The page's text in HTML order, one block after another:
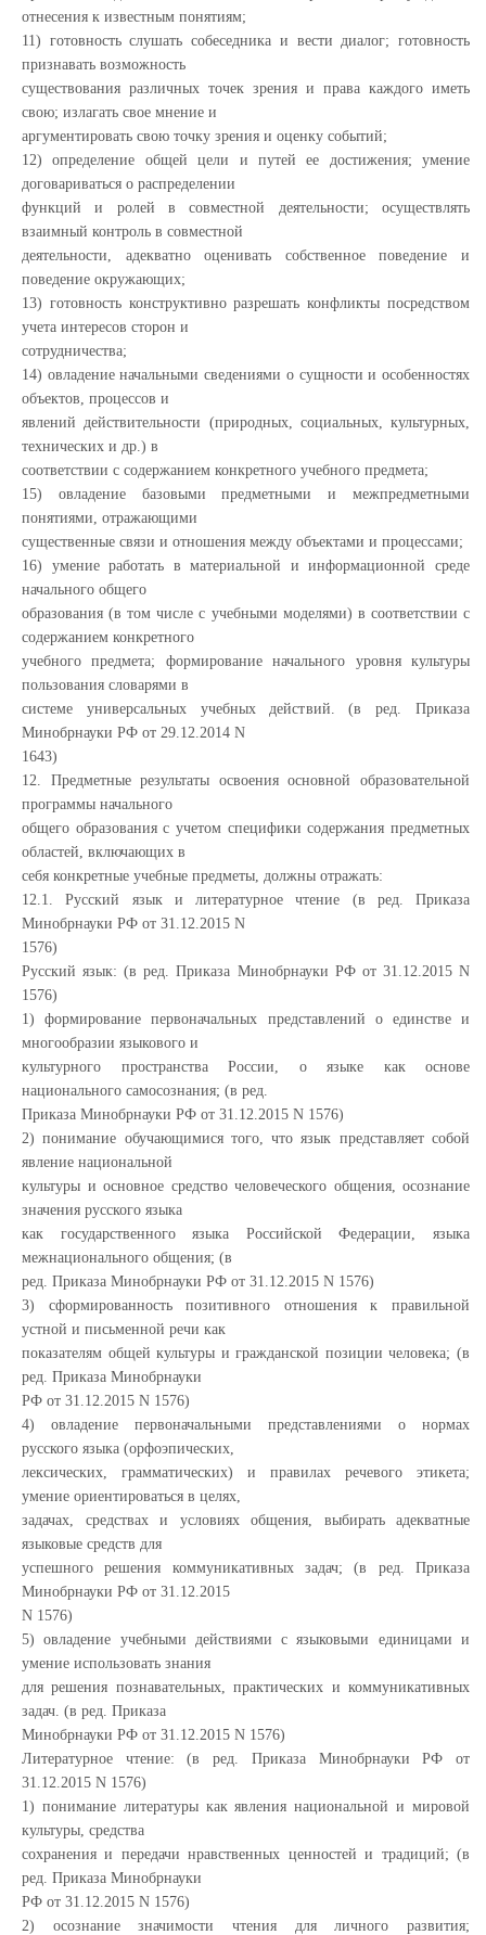
отнесения к известным понятиям;
11) готовность слушать собеседника и вести диалог; готовность
признавать возможность
существования различных точек зрения и права каждого иметь
свою; излагать свое мнение и
аргументировать свою точку зрения и оценку событий;
12) определение общей цели и путей ее достижения; умение
договариваться о распределении
функций и ролей в совместной деятельности; осуществлять
взаимный контроль в совместной
деятельности, адекватно оценивать собственное поведение и
поведение окружающих;
13) готовность конструктивно разрешать конфликты посредством
учета интересов сторон и
сотрудничества;
14) овладение начальными сведениями о сущности и особенностях
объектов, процессов и
явлений действительности (природных, социальных, культурных,
технических и др.) в
соответствии с содержанием конкретного учебного предмета;
15) овладение базовыми предметными и межпредметными
понятиями, отражающими
существенные связи и отношения между объектами и процессами;
16) умение работать в материальной и информационной среде
начального общего
образования (в том числе с учебными моделями) в соответствии с
содержанием конкретного
учебного предмета; формирование начального уровня культуры
пользования словарями в
системе универсальных учебных действий. (в ред. Приказа
Минобрнауки РФ от 29.12.2014 N
1643)
12. Предметные результаты освоения основной образовательной
программы начального
общего образования с учетом специфики содержания предметных
областей, включающих в
себя конкретные учебные предметы, должны отражать:
12.1. Русский язык и литературное чтение (в ред. Приказа
Минобрнауки РФ от 31.12.2015 N
1576)
Русский язык: (в ред. Приказа Минобрнауки РФ от 31.12.2015 N
1576)
1) формирование первоначальных представлений о единстве и
многообразии языкового и
культурного пространства России, о языке как основе
национального самосознания; (в ред.
Приказа Минобрнауки РФ от 31.12.2015 N 1576)
2) понимание обучающимися того, что язык представляет собой
явление национальной
культуры и основное средство человеческого общения, осознание
значения русского языка
как государственного языка Российской Федерации, языка
межнационального общения; (в
ред. Приказа Минобрнауки РФ от 31.12.2015 N 1576)
3) сформированность позитивного отношения к правильной
устной и письменной речи как
показателям общей культуры и гражданской позиции человека; (в
ред. Приказа Минобрнауки
РФ от 31.12.2015 N 1576)
4) овладение первоначальными представлениями о нормах
русского языка (орфоэпических,
лексических, грамматических) и правилах речевого этикета;
умение ориентироваться в целях,
задачах, средствах и условиях общения, выбирать адекватные
языковые средств для
успешного решения коммуникативных задач; (в ред. Приказа
Минобрнауки РФ от 31.12.2015
N 1576)
5) овладение учебными действиями с языковыми единицами и
умение использовать знания
для решения познавательных, практических и коммуникативных
задач. (в ред. Приказа
Минобрнауки РФ от 31.12.2015 N 1576)
Литературное чтение: (в ред. Приказа Минобрнауки РФ от
31.12.2015 N 1576)
1) понимание литературы как явления национальной и мировой
культуры, средства
сохранения и передачи нравственных ценностей и традиций; (в
ред. Приказа Минобрнауки
РФ от 31.12.2015 N 1576)
2) осознание значимости чтения для личного развития;